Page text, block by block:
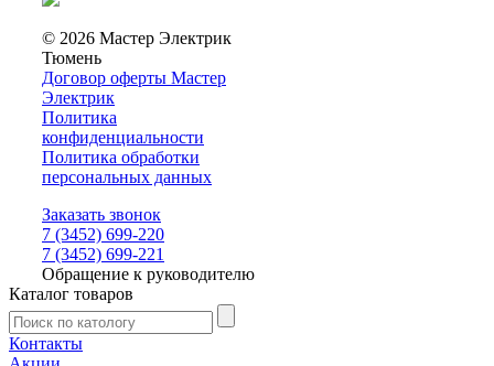
© 2026 Мастер Электрик
Тюмень
Договор оферты Мастер
Электрик
Политика
конфиденциальности
Политика обработки
персональных данных
Заказать звонок
7 (3452) 699-220
7 (3452) 699-221
Обращение к руководителю
Каталог товаров
Контакты